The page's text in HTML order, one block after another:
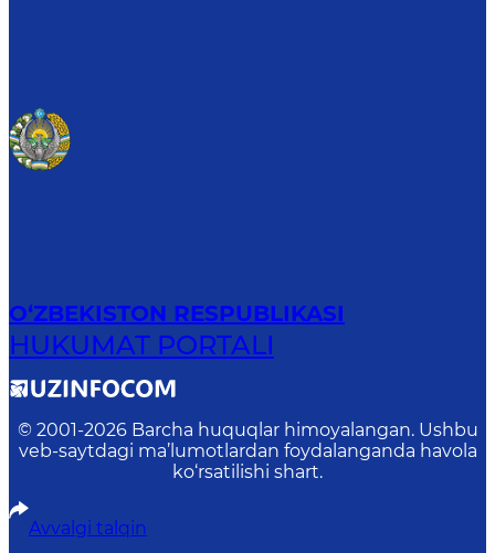
O‘ZBEKISTON RESPUBLIKASI
HUKUMAT PORTALI
© 2001-2026 Barcha huquqlar himoyalangan. Ushbu
veb-saytdagi ma’lumotlardan foydalanganda havola
ko‘rsatilishi shart.
Avvalgi talqin